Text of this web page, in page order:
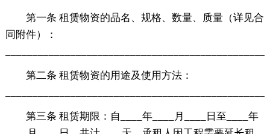
第一条 租赁物资的品名、规格、数量、质量（详见合
同附件）：
第二条 租赁物资的用途及使用方法：
第三条 租赁期限：自____年____月____日至____年